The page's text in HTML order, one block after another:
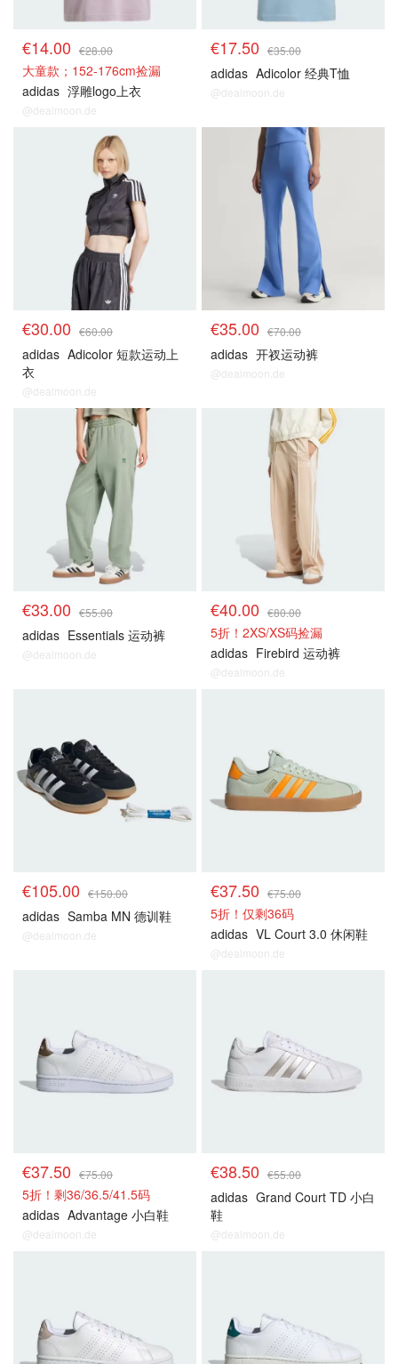
€14.00 €28.00
大童款；152-176cm捡漏
adidas 浮雕logo上衣
@dealmoon.de
€17.50 €35.00
adidas Adicolor 经典T恤
@dealmoon.de
€30.00 €60.00
adidas Adicolor 短款运动上
衣
@dealmoon.de
€35.00 €70.00
adidas 开衩运动裤
@dealmoon.de
€33.00 €55.00
adidas Essentials 运动裤
@dealmoon.de
€40.00 €80.00
5折！2XS/XS码捡漏
adidas Firebird 运动裤
@dealmoon.de
€105.00 €150.00
adidas Samba MN 德训鞋
@dealmoon.de
€37.50 €75.00
5折！仅剩36码
adidas VL Court 3.0 休闲鞋
@dealmoon.de
€37.50 €75.00
5折！剩36/36.5/41.5码
adidas Advantage 小白鞋
@dealmoon.de
€38.50 €55.00
adidas Grand Court TD 小白
鞋
@dealmoon.de